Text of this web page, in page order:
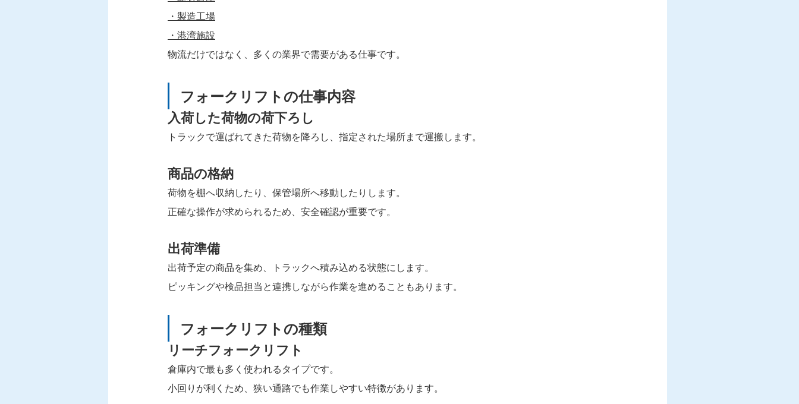
・製造工場
・港湾施設
物流だけではなく、多くの業界で需要がある仕事です。
フォークリフトの仕事内容
入荷した荷物の荷下ろし
トラックで運ばれてきた荷物を降ろし、指定された場所まで運搬します。
商品の格納
荷物を棚へ収納したり、保管場所へ移動したりします。
正確な操作が求められるため、安全確認が重要です。
出荷準備
出荷予定の商品を集め、トラックへ積み込める状態にします。
ピッキングや検品担当と連携しながら作業を進めることもあります。
フォークリフトの種類
リーチフォークリフト
倉庫内で最も多く使われるタイプです。
小回りが利くため、狭い通路でも作業しやすい特徴があります。